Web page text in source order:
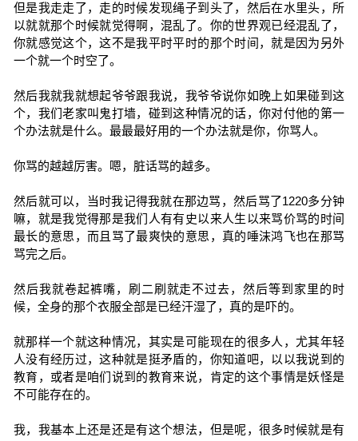
但是我走走了，走的时候发现绳子到头了，然后在水里头，所
以就就那个时候就觉得啊，混乱了。你的世界观已经混乱了，
你就感觉这个，这不是我平时平时的那个时间，就是因为另外
一个就一个时空了。
然后我就我就想起爷爷跟我说，我爷爷说你如晚上如果碰到这
个，我们老家叫鬼打墙，碰到这种情况的话，你对付他的第一
个办法就是什么。最最最好用的一个办法就是你，你骂人。
你骂的越越厉害。嗯，脏话骂的越多。
然后就可以，当时我记得我就在那边骂，然后骂了1220多分钟
嘛，就是我觉得那是我们人有有史以来人生以来骂价骂的时间
最长的意思，而且骂了最爽快的意思，真的唾沫鸿飞也在那骂
骂完之后。
然后我就卷起裤嘴，刷二刷就走不过去，然后等到家里的时
候，全身的那个衣服全部是已经汗湿了，真的是吓的。
就那样一个就这种情况，其实是可能现在的很多人，尤其年轻
人没有经历过，这种就是挺矛盾的，你知道吧，以以我说到的
教育，或者是咱们说到的教育来说，肯定的这个事情是妖怪是
不可能存在的。
我，我基本上还是还是有这个想法，但是呢，很多时候就是有